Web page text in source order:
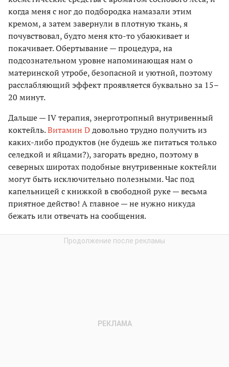
когда меня с ног до подбородка намазали этим
кремом, а затем завернули в плотную ткань, я
почувствовал, будто меня кто-то убаюкивает и
покачивает. Обертывание — процедура, на
подсознательном уровне напоминающая нам о
материнской утробе, безопасной и уютной, поэтому
расслабляющий эффект проявляется буквально за 15–
20 минут.
Дальше — IV терапия, энерготропный внутривенный
коктейль.Витамин Dдовольно трудно получить из
каких-либо продуктов (не будешь же питаться только
селедкой и яйцами?), загорать вредно, поэтому в
северных широтах подобные внутривенные коктейли
могут быть исключительно полезными. Час под
капельницей с книжкой в свободной руке — весьма
приятное действо! А главное — не нужно никуда
бежать или отвечать на сообщения.